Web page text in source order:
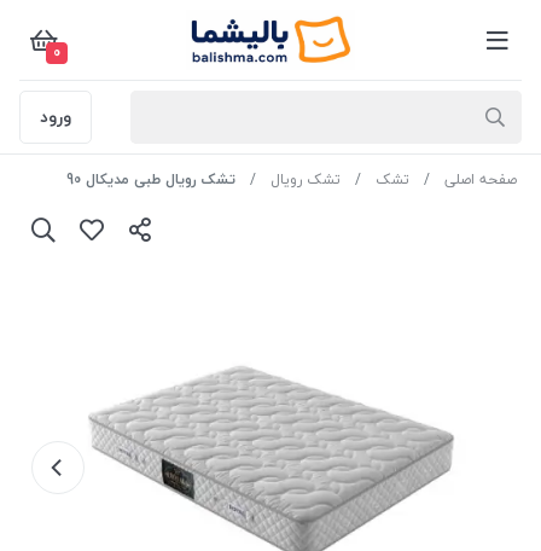
0
ورود
صفحه اصلی تشک تشک رویال تشک رویال طبی مدیکال 90